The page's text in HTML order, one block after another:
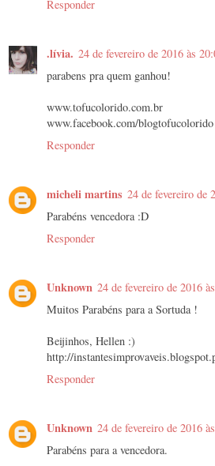
Responder
.lívia. 24 de fevereiro de 2016 às
parabens pra quem ganhou!
www.tofucolorido.com.br
www.facebook.com/blogtofucolorido
Responder
micheli martins 24 de fevereiro de
Parabéns vencedora :D
Responder
Unknown 24 de fevereiro de 2016
Muitos Parabéns para a Sortuda !
Beijinhos, Hellen :)
http://
Responder
Unknown 24 de fevereiro de 2016
Parabéns para a vencedora.